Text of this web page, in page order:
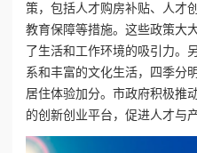
策，包括人才购房补贴、人才
教育保障等措施。这些政策大
了生活和工作环境的吸引力。
系和丰富的文化生活，四季分
居住体验加分。市政府积极推
的创新创业平台，促进人才与